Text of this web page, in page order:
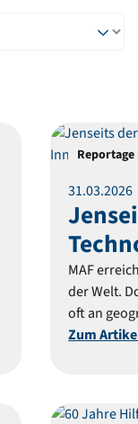
Reportage
31.03.2026
MAF
der Welt.
oft an
könnte das
Zum